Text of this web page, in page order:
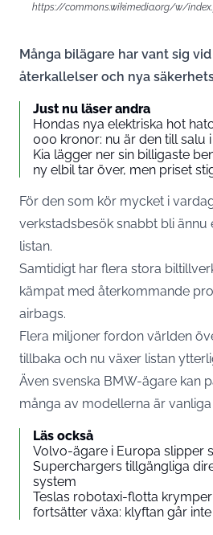
https://commons.wikimedia.org/w/
Många bilägare har vant sig
återkallelser och nya
Just nu läser andra
Hondas nya elektriska hot
000 kronor: nu är den till salu
Kia lägger ner sin billigaste
ny elbil tar över, men priset
För den som kör mycket i
verkstadsbesök snabbt bli ännu
listan.
Samtidigt har flera stora
kämpat med återkommande
airbags.
Flera miljoner fordon världen
tillbaka och nu växer listan
Även svenska BMW-ägare kan
många av modellerna är
Läs också
Volvo-ägare i Europa slipper
Superchargers tillgängliga
system
Teslas robotaxi-flotta
fortsätter växa: klyftan går